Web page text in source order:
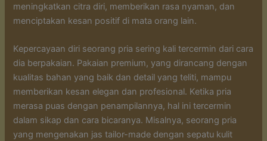
meningkatkan citra diri, memberikan rasa nyaman, dan
menciptakan kesan positif di mata orang lain.
Kepercayaan diri seorang pria sering kali tercermin dari cara
dia berpakaian. Pakaian premium, yang dirancang dengan
kualitas bahan yang baik dan detail yang teliti, mampu
memberikan kesan elegan dan profesional. Ketika pria
merasa puas dengan penampilannya, hal ini tercermin
dalam sikap dan cara bicaranya. Misalnya, seorang pria
yang mengenakan jas tailor-made dengan sepatu kulit